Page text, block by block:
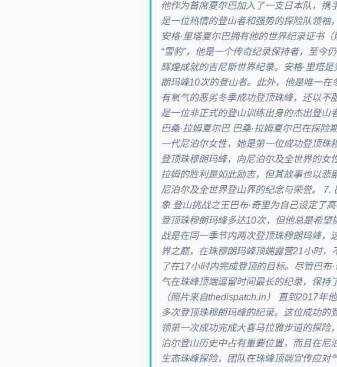
他作为首席夏尔巴加入了一支日本队，携
是一位热情的登山者和强势的探险队领袖
安格·里塔夏尔巴拥有他的世界纪录证书
“雪豹”，他是一个传奇纪录保持者，至今
辉煌成就的吉尼斯世界纪录。安格·里塔
朗玛峰10次的登山者。此外，他是唯一
有氧气的恶劣冬季成功登顶珠峰，还以不
是一位非正式的登山训练出身的杰出登山
巴桑·拉姆夏尔巴 巴桑·拉姆夏尔巴在探
一代尼泊尔女性，她是第一位成功登顶珠
登顶珠穆朗玛峰，向尼泊尔及全世界的女
拉姆的胜利是如此励志，但其故事也以悲
尼泊尔及全世界登山界的纪念与荣誉。 7.
象 登山挑战之王巴布·奇里为自己设定了
登顶珠穆朗玛峰多达10次，但他总是希
战是在同一季节内两次登顶珠穆朗玛峰，
界之巅，在珠穆朗玛峰顶端露营21小时
了在17小时内完成登顶的目标。尽管巴
气在珠峰顶端逗留时间最长的纪录，保持
（照片来自thedispatch.in） 直到2017年
多次登顶珠穆朗玛峰的纪录。这位成功
领第一次成功完成大喜马拉雅步道的探险
泊尔登山历史中占有重要位置，而且在尼
生态珠峰探险，团队在珠峰顶端宣传应